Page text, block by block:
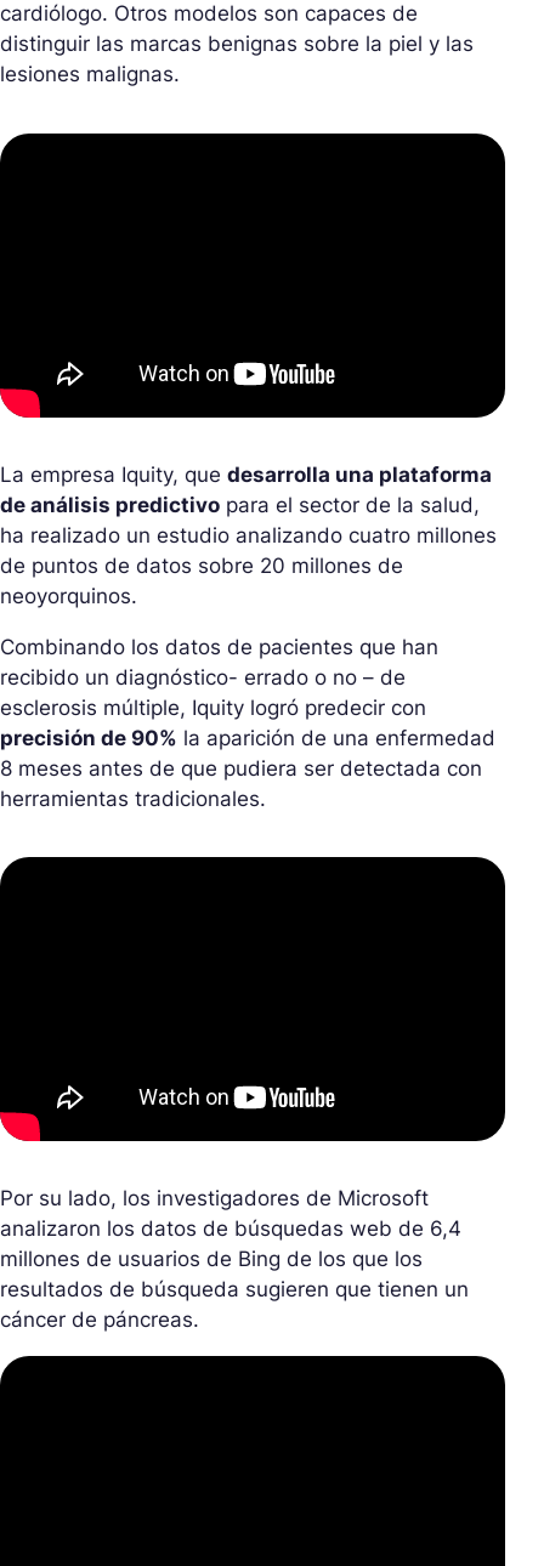
cardiólogo. Otros modelos son capaces de
distinguir las marcas benignas sobre la piel y las
lesiones malignas.
La empresa Iquity, que desarrolla una plataforma
de análisis predictivo para el sector de la salud,
ha realizado un estudio analizando cuatro millones
de puntos de datos sobre 20 millones de
neoyorquinos.
Combinando los datos de pacientes que han
recibido un diagnóstico- errado o no – de
esclerosis múltiple, Iquity logró predecir con
precisión de 90% la aparición de una enfermedad
8 meses antes de que pudiera ser detectada con
herramientas tradicionales.
Por su lado, los investigadores de Microsoft
analizaron los datos de búsquedas web de 6,4
millones de usuarios de Bing de los que los
resultados de búsqueda sugieren que tienen un
cáncer de páncreas.